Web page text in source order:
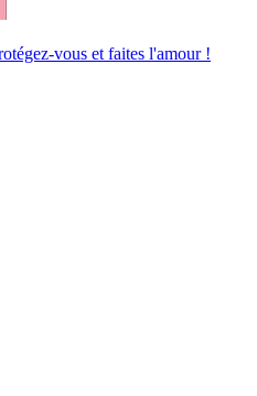
vous et faites l'amour !